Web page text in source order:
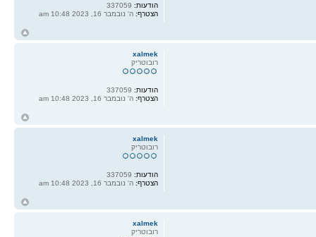
הודעות:
הצטרף: ה' נובמבר 16, 2023 10:48 am
xalmek
רובוטריק
הודעות:337059
הצטרף:ה' נובמבר 16, 2023 10:48 am
xalmek
רובוטריק
הודעות:
הצטרף: ה' נובמבר 16, 2023 10:48 am
xalmek
רובוטריק